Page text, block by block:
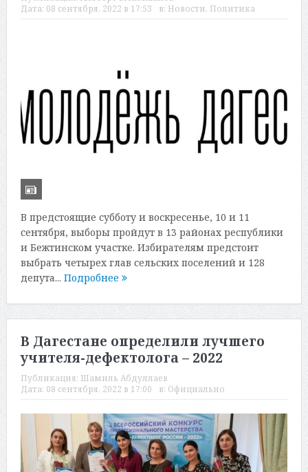
Дата: 08 сентября, 2022 в 17:53 в: Новости, Политика
В предстоящие субботу и воскресенье, 10 и 11
сентября, выборы пройдут в 13 районах республики
и Бежтинском участке. Избирателям предстоит
выбрать четырех глав сельских поселений и 128
депута... Подробнее
В Дагестане определили лучшего
учителя-дефектолога – 2022
Публикация: Шамиль Абдуллаев
Дата: 08 сентября, 2022 в 17:00 в: Официально